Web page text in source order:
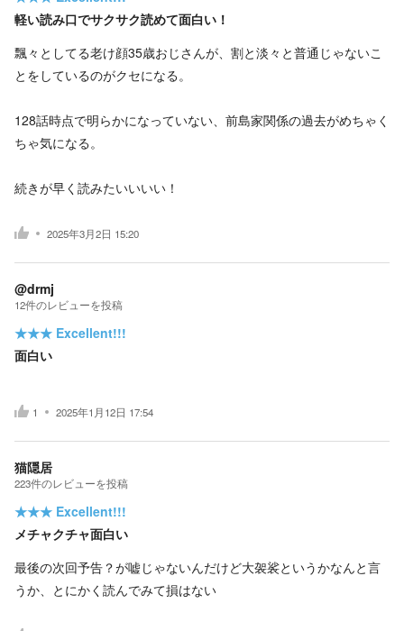
軽い読み口でサクサク読めて面白い！
飄々としてる老け顔35歳おじさんが、割と淡々と普通じゃないこ
とをしているのがクセになる。
128話時点で明らかになっていない、前島家関係の過去がめちゃく
ちゃ気になる。
続きが早く読みたいいいい！
2025年3月2日 15:20
@drmj
12件のレビューを投稿
★★★ Excellent!!!
面白い
1 2025年1月12日 17:54
猫隠居
223件のレビューを投稿
★★★ Excellent!!!
メチャクチャ面白い
最後の次回予告？が嘘じゃないんだけど大袈裟というかなんと言
うか、とにかく読んでみて損はない